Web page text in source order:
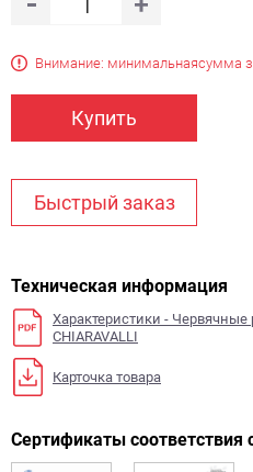
Внимание: минимальнаясумма
Купить
Быстрый заказ
Техническая информация
Характеристики -
CHIARAVALLI
Карточка товара
Сертификаты соответствия